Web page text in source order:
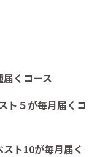
くコース
ト５が毎月届くコ
ト10が毎月届く